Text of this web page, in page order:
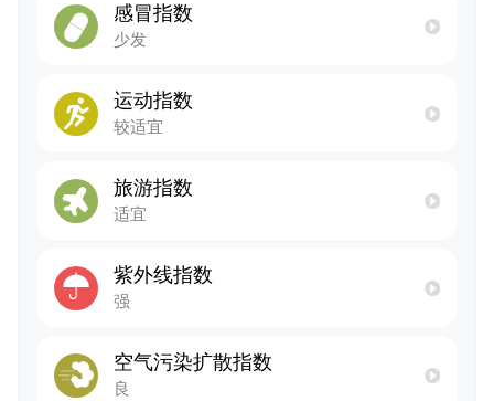
感冒指数
少发
运动指数
较适宜
旅游指数
适宜
紫外线指数
强
空气污染扩散指数
良